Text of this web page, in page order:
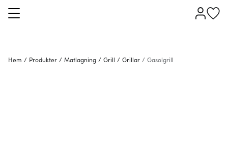
Hem / Produkter / Matlagning / Grill / Grillar / Gasolgrill